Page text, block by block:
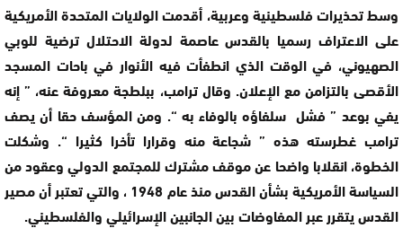
وسط تحذيرات فلسطينية وعربية، أقدمت الولايات المتحدة الأمريكية
على الاعتراف رسميا بالقدس عاصمة لدولة الاحتلال ترضية للوبي
الصهيوني، في الوقت الذي انطفأت فيه الأنوار في باحات المسجد
الأقصى بالتزامن مع الإعلان. وقال ترامب، ببلطجة معروفة عنه، ” إنه
يفي بوعد ” فشل سلفاؤه بالوفاء به “. ومن المؤسف حقا أن يصف
ترامب غطرسته هذه ” شجاعة منه وقرارا تأخرا كثيرا “. وشكلت
الخطوة، انقلابا واضحا عن موقف مشترك للمجتمع الدولي وعقود من
السياسة الأمريكية بشأن القدس منذ عام 1948 ، والتي تعتبر أن مصير
القدس يتقرر عبر المفاوضات بين الجانبين الإسرائيلي والفلسطيني.